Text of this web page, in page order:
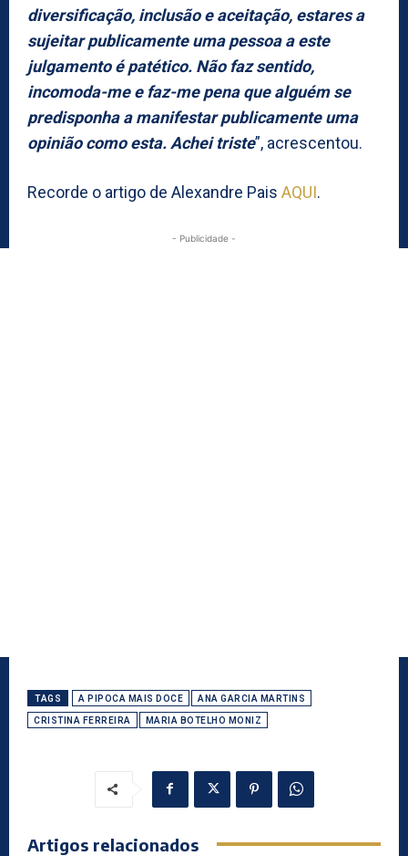
diversificação, inclusão e aceitação, estares a
sujeitar publicamente uma pessoa a este
julgamento é patético. Não faz sentido,
incomoda-me e faz-me pena que alguém se
predisponha a manifestar publicamente uma
opinião como esta. Achei triste”, acrescentou.
Recorde o artigo de Alexandre Pais AQUI.
- Publicidade -
TAGS A PIPOCA MAIS DOCE ANA GARCIA MARTINS
CRISTINA FERREIRA MARIA BOTELHO MONIZ
Artigos relacionados